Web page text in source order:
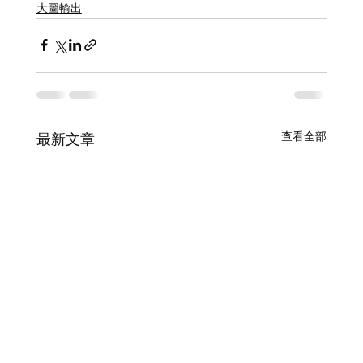
大圖輸出
最新文章 查看全部